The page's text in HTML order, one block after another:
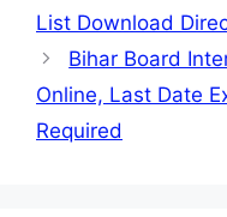
List Download
Bihar Board
Online, Last Date
Required